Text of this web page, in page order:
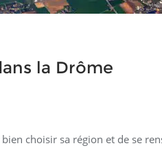
la Drôme
choisir sa région et de se